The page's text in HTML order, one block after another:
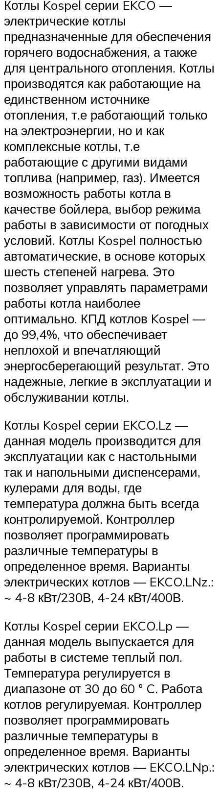
Котлы Kospel серии EKCO —
электрические котлы
предназначенные для обеспечения
горячего водоснабжения, а также
для центрального отопления. Котлы
производятся как работающие на
единственном источнике
отопления, т.е работающий только
на электроэнергии, но и как
комплексные котлы, т.е
работающие с другими видами
топлива (например, газ). Имеется
возможность работы котла в
качестве бойлера, выбор режима
работы в зависимости от погодных
условий. Котлы Kospel полностью
автоматические, в основе которых
шесть степеней нагрева. Это
позволяет управлять параметрами
работы котла наиболее
оптимально. КПД котлов Kospel —
до 99,4%, что обеспечивает
неплохой и впечатляющий
энергосберегающий результат. Это
надежные, легкие в эксплуатации и
обслуживании котлы.
Котлы Kospel серии EKCO.Lz —
данная модель производится для
эксплуатации как с настольными
так и напольными диспенсерами,
кулерами для воды, где
температура должна быть всегда
контролируемой. Контроллер
позволяет программировать
различные температуры в
определенное время. Варианты
электрических котлов — EKCO.LNz.:
~ 4-8 кВт/230В, 4-24 кВт/400В.
Котлы Kospel серии EKCO.Lp —
данная модель выпускается для
работы в системе теплый пол.
Температура регулируется в
диапазоне от 30 до 60 ° C. Работа
котлов регулируемая. Контроллер
позволяет программировать
различные температуры в
определенное время. Варианты
электрических котлов — EKCO.LNp.:
~ 4-8 кВт/230В, 4-24 кВт/400В.